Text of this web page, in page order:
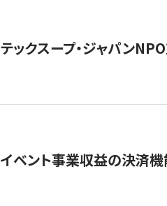
テックスープ・ジャパン
イベント事業収益の決済